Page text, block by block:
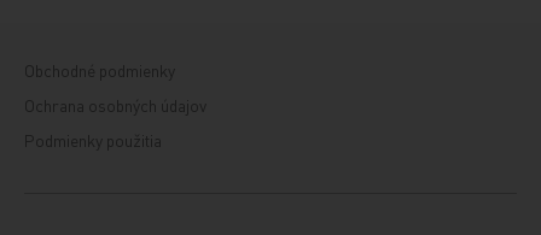
Obchodné podmienky
Ochrana osobných údajov
Podmienky použitia